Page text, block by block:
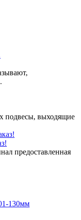
подвесы, выходящие
предоставленная
130мм